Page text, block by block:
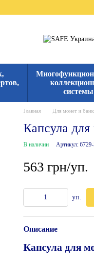
системы
Главная Для монет и
Капсула
В наличии Артикул:
563 грн/уп.
уп.
Описание
Капсула для